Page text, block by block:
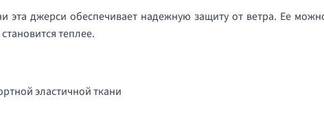
эта джерси обеспечивает надежную защиту от ветра. Ее
теплее.
эластичной ткани